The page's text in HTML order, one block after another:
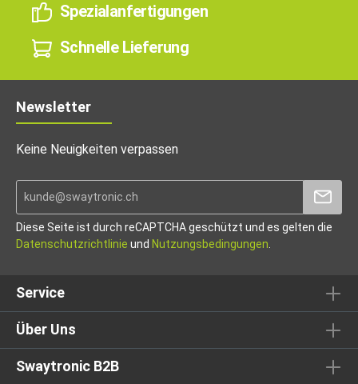
Spezialanfertigungen
Schnelle Lieferung
Newsletter
Keine Neuigkeiten verpassen
Diese Seite ist durch reCAPTCHA geschützt und es gelten die
Datenschutzrichtlinie und Nutzungsbedingungen
Service
Über Uns
Swaytronic B2B